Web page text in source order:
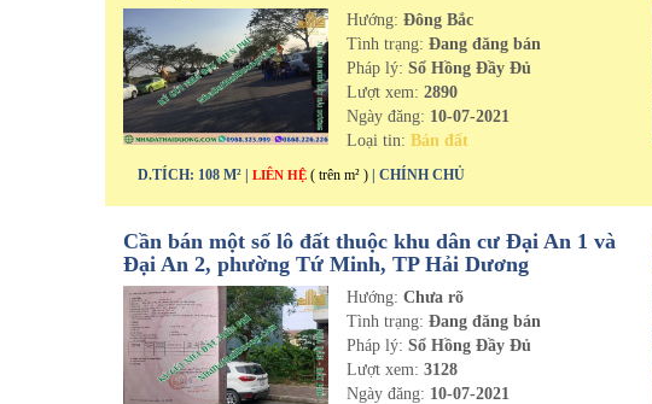
Hướng:Đông Bắc
Tình trạng:Đang đăng bán
Pháp lý: Sổ Hồng Đầy Đủ
Lượt xem:2890
Ngày đăng: 10-07-2021
Loại tin:Bán đất
D.TÍCH: 108 M² | LIÊN HỆ ( trên m² ) | CHÍNH CHỦ
Cần bán một số lô đất thuộc khu dân cư Đại An 1 và
Đại An 2, phường Tứ Minh, TP Hải Dương
Hướng:Chưa rõ
Tình trạng:Đang đăng bán
Pháp lý: Sổ Hồng Đầy Đủ
Lượt xem:3128
Ngày đăng: 10-07-2021